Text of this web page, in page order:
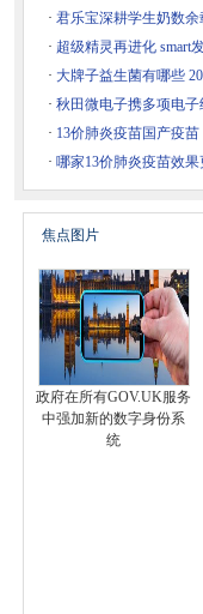
· 君乐宝深耕学生奶数
· 超级精灵再进化 smart
· 大牌子益生菌有哪些
· 秋田微电子携多项电
· 13价肺炎疫苗国产疫苗
· 哪家13价肺炎疫苗效
焦点图片
政府在所有GOV.UK服务
中强加新的数字身份系
统